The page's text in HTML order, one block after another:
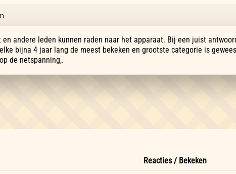
andere leden kunnen raden naar het apparaat. Bij een juist
bijna 4 jaar lang de meest bekeken en grootste categorie is
de netspanning,.
Reacties / Bekeken